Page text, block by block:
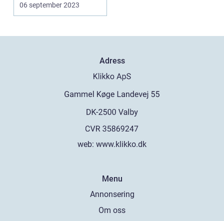
06 september 2023
Adress
web: www.klikko.dk
Menu
Annonsering
Om oss